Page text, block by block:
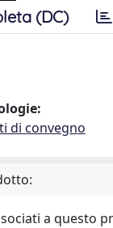
(DC)
di convegno
a questo